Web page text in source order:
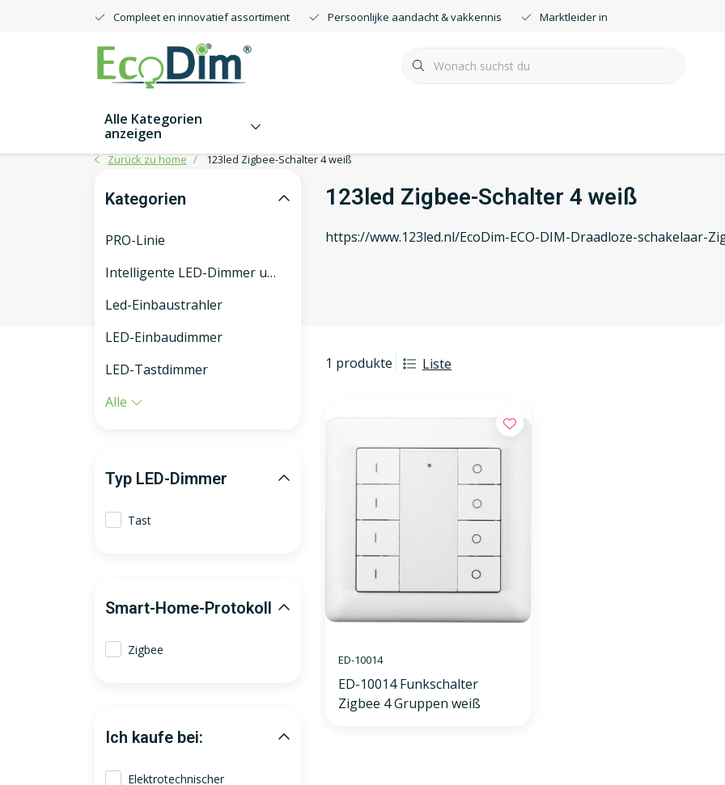
Compleet en innovatief assortiment Persoonlijke aandacht & vakkennis Marktleider in smartdimmers
Alle Kategorien
anzeigen
Zurück zu home 123led Zigbee-Schalter 4 weiß
123led Zigbee-Schalter 4 weiß
https://www.123led.nl/EcoDim-ECO-DIM-Draadloze-schakelaar-
1 produkte Liste
ED-10014
ED-10014 Funkschalter
Zigbee 4 Gruppen weiß
Kategorien
PRO-Linie
Intelligente LED-Dimmer und -Schalter
Led-Einbaustrahler
LED-Einbaudimmer
LED-Tastdimmer
Alle
Typ LED-Dimmer
Tast
Smart-Home-Protokoll
Zigbee
Ich kaufe bei:
Elektrotechnischer